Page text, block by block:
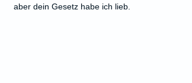
aber dein Gesetz habe ich lieb.